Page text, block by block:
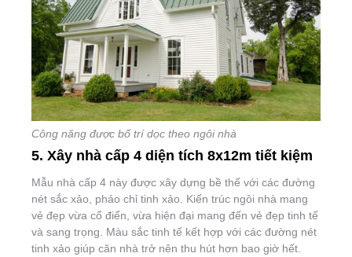
Công năng được bố trí dọc theo ngôi nhà
5. Xây nhà cấp 4 diện tích 8x12m tiết kiệm
Mẫu nhà cấp 4 này được xây dựng bề thế với các đường
nét sắc xảo, phảo chỉ tinh xảo. Kiến trúc ngôi nhà mang
vẻ đẹp vừa cổ điển, vừa hiện đại mang đến vẻ đẹp tinh tế
và sang trọng. Màu sắc tinh tế kết hợp với các đường nét
tinh xảo giúp căn nhà trở nên thu hút hơn bao giờ hết.